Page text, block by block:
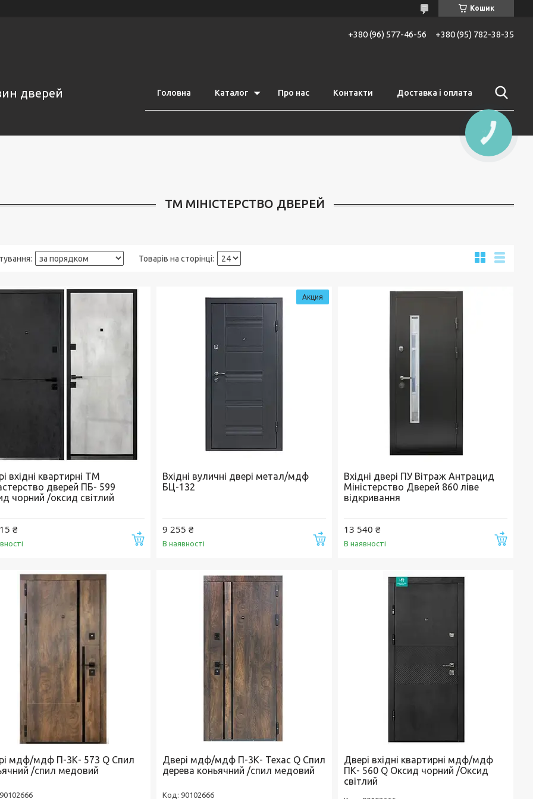
Кошик
+380 (96) 577-46-56 +380 (95) 782-38-35
дверей Головна Каталог Про нас Контакти Доставка і оплата
ТМ МІНІСТЕРСТВО ДВЕРЕЙ
вхідні квартирні ТМ
дверей ПБ- 599
чорний /оксид світлий
₴
Купити
Акция
Вхідні вуличні двері метал/мдф
БЦ-132
9 255 ₴
В наявності Купити
Вхідні двері ПУ Вітраж Антрацид
Міністерство Дверей 860 ліве
відкривання
13 540 ₴
В наявності
мдф/мдф П-3К- 573 Q Спил
/спил медовий
90102666
Двері мдф/мдф П-3К- Техас Q Спил
дерева коньячний /спил медовий
90102666
Двері вхідні квартирні мдф/мдф
ПК- 560 Q Оксид чорний /Оксид
світлий
КНОПКА
ЗВ'ЯЗКУ